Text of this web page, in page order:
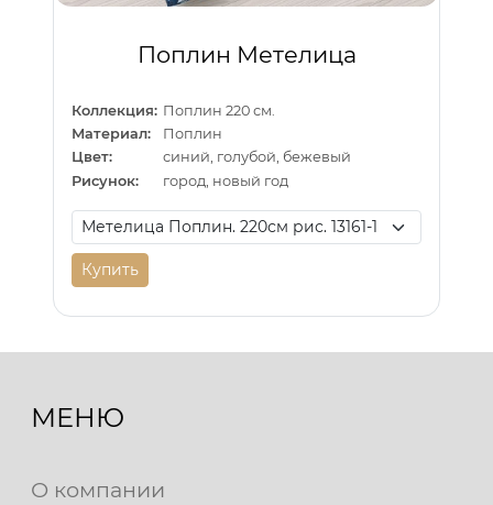
Поплин Метелица
Коллекция: Поплин 220 см.
Материал:
Поплин
Цвет:
синий, голубой, бежевый
Рисунок:
город, новый год
Купить
МЕНЮ
О компании